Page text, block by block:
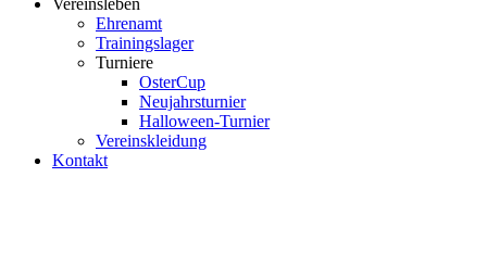
Ehrenamt
Trainingslager
Turniere
OsterCup
Neujahrsturnier
Halloween-Turnier
Vereinskleidung
Kontakt